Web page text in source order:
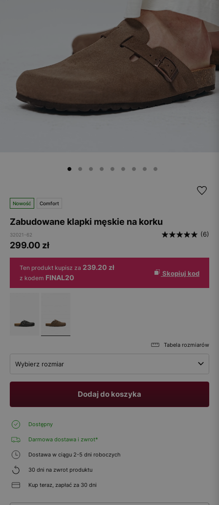
Nowość Comfort
Zabudowane klapki męskie na korku
32021-62 (6)
299.00 zł
Ten produkt kupisz za 239.20 zł
z kodem FINAL20 Skopiuj kod
Tabela rozmiarów
Wybierz rozmiar
Dodaj do koszyka
Dostępny
Darmowa dostawa i zwrot*
Dostawa w ciągu 2-5 dni roboczych
30 dni na zwrot produktu
Kup teraz, zapłać za 30 dni